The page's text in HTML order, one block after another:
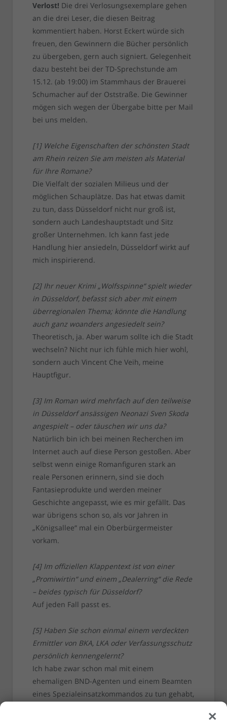
Verlost! Die drei Verlosungsexemplare gehen
an die drei Leser, die diesen Beitrag
kommentiert haben. Horst Eckert würde sich
freuen, den Gewinnern die Bücher persönlich
zu übergeben, gern auch signiert. Gelegenheit
dazu besteht bei der TD-Sprechstunde am
15.12. (ab 19:00) im Stammhaus der Brauerei
Schumacher auf der Oststraße. Die Gewinner
mögen sich wegen der Übergabe bitte per Mail
bei uns melden.
[1] Welche Eigenschaften der schönsten Stadt
am Rhein reizen Sie am meisten als Material
für Ihre Romane?
Die Vielfalt der sozialen Milieus und der
möglichen Schauplätze. Das hat etwas damit
zu tun, dass Düsseldorf nicht nur groß ist,
sondern auch Landeshauptstadt und Sitz
großer Unternehmen. Ich kann fast jede
Handlung hier ansiedeln, Düsseldorf wirkt auf
mich inspirierend.
[2] Ihr neuer Krimi „Wolfsspinne“ spielt wieder
in Düsseldorf, befasst sich aber mit einem
überregionalen Thema; könnte die Handlung
auch ganz woanders angesiedelt sein?
Theoretisch, ja. Aber warum sollte ich die Stadt
wechseln? Nicht nur ich fühle mich hier wohl,
sondern auch Vincent Che Veih, meine
Hauptfigur.
[3] Im Roman wird mehrfach auf den teilweise
in Düsseldorf ansässigen Neonazi Sven Skoda
angespielt – oder täuschen wir uns da?
Natürlich bin ich bei meinen Recherchen im
Internet auch auf diese Person gestoßen. Aber
selbst wenn einige Romanfiguren stark an
reale Personen erinnern, sind sie doch
Fantasieprodukte und werden meiner
Geschichte angepasst, wie es mir gefällt. Das
war übrigens schon so, als vor Jahren in
„Königsallee“ mal ein Oberbürgermeister
vorkam.
[4] Im offiziellen Klappentext ist von einer
„Promiwirtin“ und einem „Dealerring“ die Rede
– beides typisch für Düsseldorf?
Auf jeden Fall passt es.
[5] Haben Sie schon einmal einem verdeckten
Ermittler von BKA, LKA oder Verfassungsschutz
persönlich kennengelernt?
Ich habe zwar schon mal mit einem
ehemaligen BND-Agenten und einem Beamten
eines Spezialeinsatzkommandos zu tun gehabt,
×